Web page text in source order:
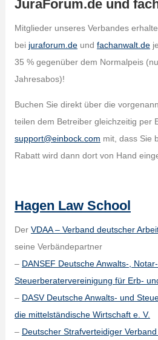
JuraForum.de und
Mitglieder unseres Verbandes
bei juraforum.deund fachanwalt.de
35 % gegenüber dem Normalpeis
Jahresabos)!
Buchen Sie direkt über die
teilen dem Betreiber gleichzeitig per
support@einbock.com mit, dass Sie
Rabatt wird dann dort von Hand
Hagen Law School
Der VDAA – Verband deutscher
seine Verbändepartner
– DANSEF Deutsche Anwalts-,
Steuerberatervereinigung für Erb-
– DASV Deutsche Anwalts- und
die mittelständische Wirtschaft e. V.
– Deutscher Strafverteidiger Verband